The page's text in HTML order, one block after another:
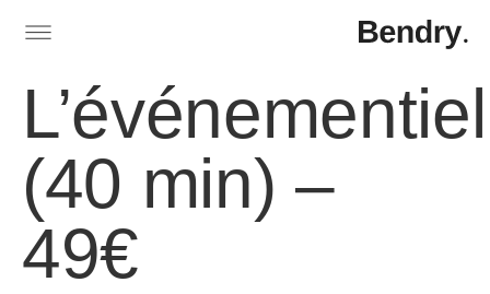
L’événementiel
(40 min) –
49€